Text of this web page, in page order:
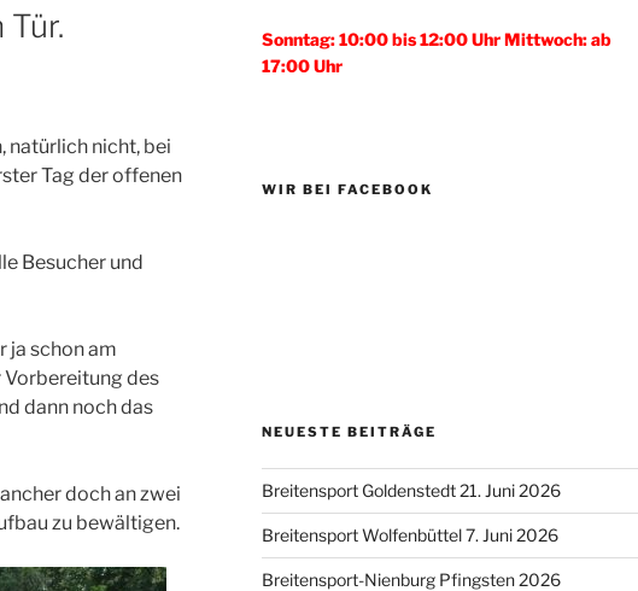
natürlich nicht, bei
Tag der offenen
Besucher und
ja schon am
des
dann noch das
doch an zwei
zu bewältigen.
Sonntag: 10:00 bis 12:00 Uhr Mittwoch: ab
17:00 Uhr
WIR BEI FACEBOOK
NEUESTE BEITRÄGE
Breitensport Goldenstedt 21. Juni 2026
Breitensport Wolfenbüttel 7. Juni 2026
Breitensport-Nienburg Pfingsten 2026